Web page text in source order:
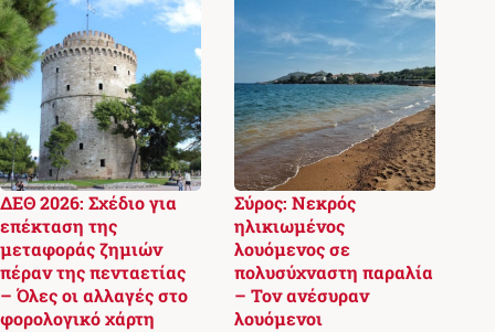
ΔΕΘ 2026: Σχέδιο για
επέκταση της
μεταφοράς ζημιών
πέραν της πενταετίας
– Όλες οι αλλαγές στο
φορολογικό χάρτη
Σύρος: Νεκρός
ηλικιωμένος
λουόμενος σε
πολυσύχναστη παραλία
– Τον ανέσυραν
λουόμενοι